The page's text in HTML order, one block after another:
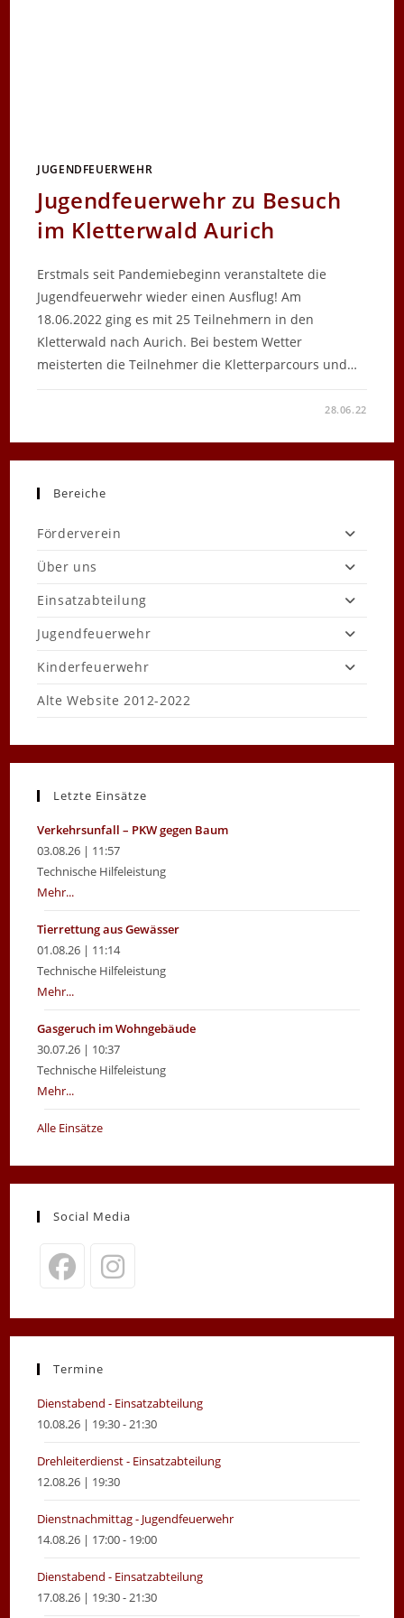
JUGENDFEUERWEHR
Jugendfeuerwehr zu Besuch
im Kletterwald Aurich
Erstmals seit Pandemiebeginn veranstaltete die
Jugendfeuerwehr wieder einen Ausflug! Am
18.06.2022 ging es mit 25 Teilnehmern in den
Kletterwald nach Aurich. Bei bestem Wetter
meisterten die Teilnehmer die Kletterparcours und…
BESUCH
28.06.22
Bereiche
Förderverein
Über uns
Einsatzabteilung
Jugendfeuerwehr
Kinderfeuerwehr
Alte Website 2012-2022
Letzte Einsätze
Verkehrsunfall – PKW gegen Baum
03.08.26 | 11:57
Technische Hilfeleistung
Mehr...
Tierrettung aus Gewässer
01.08.26 | 11:14
Technische Hilfeleistung
Mehr...
Gasgeruch im Wohngebäude
30.07.26 | 10:37
Technische Hilfeleistung
Mehr...
Alle Einsätze
Social Media
in
new
in
new
Termine
Dienstabend - Einsatzabteilung
10.08.26 | 19:30 - 21:30
Drehleiterdienst - Einsatzabteilung
12.08.26 | 19:30
Dienstnachmittag - Jugendfeuerwehr
14.08.26 | 17:00 - 19:00
Dienstabend - Einsatzabteilung
17.08.26 | 19:30 - 21:30